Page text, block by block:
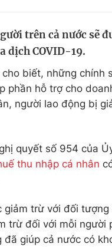
trên cả nước sẽ
dịch COVID-19.
biết, những chính
phần hỗ trợ cho
người lao động bị
quyết số 954 của
thu nhập cá nhân
giảm trừ với đối
trừ đối với mỗi
giúp cả nước có